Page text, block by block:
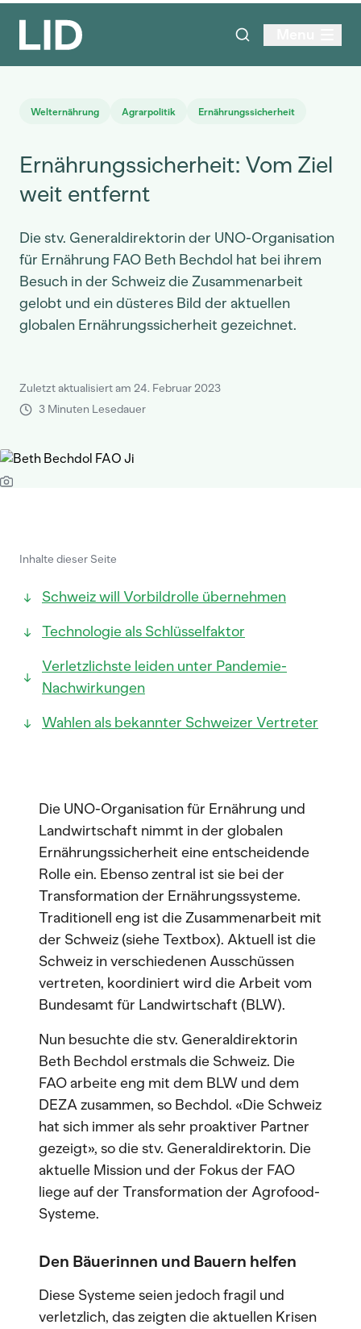
Welternährung Agrarpolitik Ernährungssicherheit
Ernährungssicherheit: Vom Ziel
weit entfernt
Die stv. Generaldirektorin der UNO-Organisation
für Ernährung FAO Beth Bechdol hat bei ihrem
Besuch in der Schweiz die Zusammenarbeit
gelobt und ein düsteres Bild der aktuellen
globalen Ernährungssicherheit gezeichnet.
Zuletzt aktualisiert am 24. Februar 2023
3 Minuten Lesedauer
Inhalte dieser Seite
Schweiz will Vorbildrolle übernehmen
Technologie als Schlüsselfaktor
Verletzlichste leiden unter Pandemie-
Nachwirkungen
Wahlen als bekannter Schweizer Vertreter
Die UNO-Organisation für Ernährung und
Landwirtschaft nimmt in der globalen
Ernährungssicherheit eine entscheidende
Rolle ein. Ebenso zentral ist sie bei der
Transformation der Ernährungssysteme.
Traditionell eng ist die Zusammenarbeit mit
der Schweiz (siehe Textbox). Aktuell ist die
Schweiz in verschiedenen Ausschüssen
vertreten, koordiniert wird die Arbeit vom
Bundesamt für Landwirtschaft (BLW).
Nun besuchte die stv. Generaldirektorin
Beth Bechdol erstmals die Schweiz. Die
FAO arbeite eng mit dem BLW und dem
DEZA zusammen, so Bechdol. «Die Schweiz
hat sich immer als sehr proaktiver Partner
gezeigt», so die stv. Generaldirektorin. Die
aktuelle Mission und der Fokus der FAO
liege auf der Transformation der Agrofood-
Systeme.
Den Bäuerinnen und Bauern helfen
Diese Systeme seien jedoch fragil und
verletzlich, das zeigten die aktuellen Krisen